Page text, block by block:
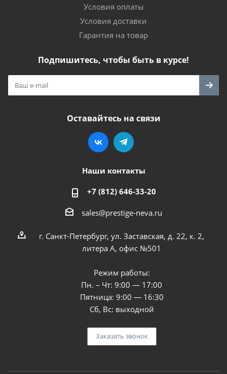
Условия оплаты
Условия доставки
Гарантия на товар
Подпишитесь, чтобы быть в курсе!
Оставайтесь на связи
Наши контакты
+7 (812) 646-33-20
sales@prestige-neva.ru
г. Санкт-Петербург, ул. Заставская, д. 22, к. 2,
литера А, офис №501
Режим работы:
Пн. – Чт: 9:00 — 17:00
Пятница: 9:00 — 16:30
Сб, Вс: выходной
Заказать звонок